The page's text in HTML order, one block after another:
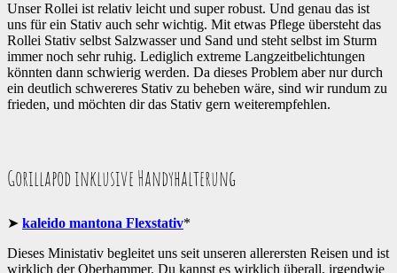
Unser Rollei ist relativ leicht und super robust. Und genau das ist
uns für ein Stativ auch sehr wichtig. Mit etwas Pflege übersteht das
Rollei Stativ selbst Salzwasser und Sand und steht selbst im Sturm
immer noch sehr ruhig. Lediglich extreme Langzeitbelichtungen
könnten dann schwierig werden. Da dieses Problem aber nur durch
ein deutlich schwereres Stativ zu beheben wäre, sind wir rundum zu
frieden, und möchten dir das Stativ gern weiterempfehlen.
Gorillapod inklusive Handyhalterung
➤ kaleido mantona Flexstativ*
Dieses Ministativ begleitet uns seit unseren allerersten Reisen und ist
wirklich der Oberhammer. Du kannst es wirklich überall, irgendwie